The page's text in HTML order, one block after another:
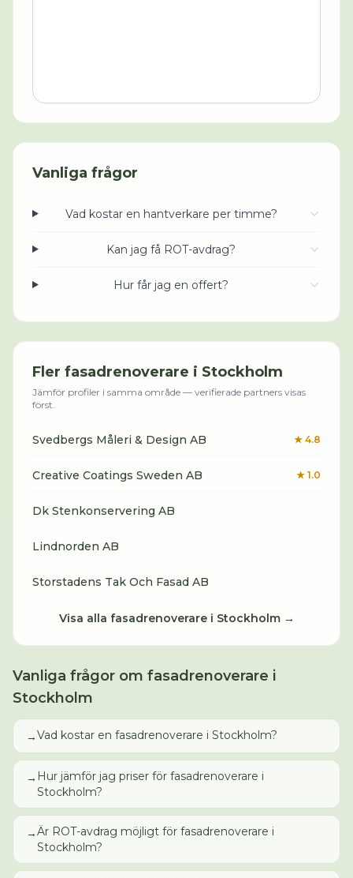
Vanliga frågor
Vad kostar en hantverkare per timme?
Kan jag få ROT-avdrag?
Hur får jag en offert?
Fler fasadrenoverare i Stockholm
Jämför profiler i samma område — verifierade partners visas
först.
Svedbergs Måleri & Design AB ★ 4.8
Creative Coatings Sweden AB ★ 1.0
Dk Stenkonservering AB
Lindnorden AB
Storstadens Tak Och Fasad AB
Visa alla fasadrenoverarei Stockholm→
Vanliga frågor om fasadrenoverare i
Stockholm
→Vad kostar en fasadrenoverare i Stockholm?
→ Hur jämför jag priser för fasadrenoverare i
Stockholm?
→Är ROT-avdrag möjligt för fasadrenoverare i
Stockholm?